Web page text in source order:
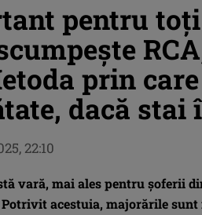
pentru
prin
dacă
vară, mai ales pentru șoferii
acestuia, majorările
22:10